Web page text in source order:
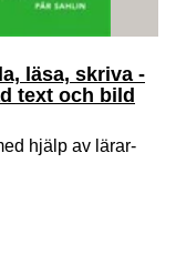
läsa, skriva -
text och bild
hjälp av lärar-